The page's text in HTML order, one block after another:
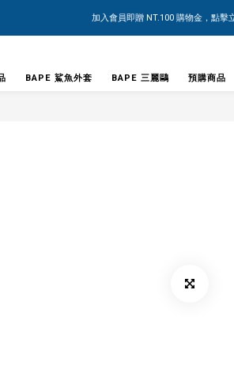
加入會員即贈 NT.100 購物金，點擊
BAPE 鯊魚外套 BAPE 三麗鷗 預購商品